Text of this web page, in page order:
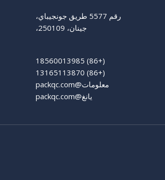
رقم 5577 طريق جونجيباي،
جينان، 250109،
(+86) 18560013985
(+86) 13165113870
معلومات@packqc.com
يانغ@packqc.com